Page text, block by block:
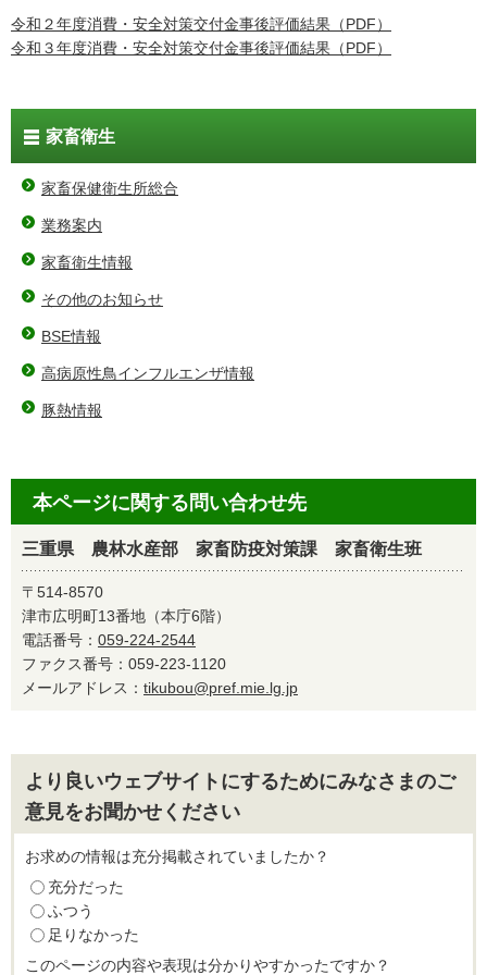
令和２年度消費・安全対策交付金事後評価結果（PDF）
令和３年度消費・安全対策交付金事後評価結果（PDF）
家畜衛生
家畜保健衛生所総合
業務案内
家畜衛生情報
その他のお知らせ
BSE情報
高病原性鳥インフルエンザ情報
豚熱情報
本ページに関する問い合わせ先
三重県 農林水産部 家畜防疫対策課 家畜衛生班
〒514-8570
津市広明町13番地（本庁6階）
電話番号： 059-224-2544
ファクス番号：059-223-1120
メールアドレス： tikubou@pref.mie.lg.jp
より良いウェブサイトにするためにみなさまのご
意見をお聞かせください
お求めの情報は充分掲載されていましたか？
充分だった
ふつう
足りなかった
このページの内容や表現は分かりやすかったですか？